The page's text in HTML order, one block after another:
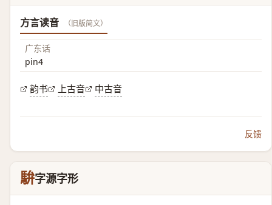
方言读音 （旧版简文）
广东话
pin4
韵书 上古音 中古音
反馈
䮁字源字形